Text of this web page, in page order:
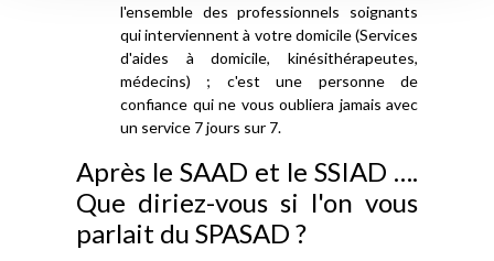
l'ensemble des professionnels soignants
qui interviennent à votre domicile (Services
d'aides à domicile, kinésithérapeutes,
médecins) ; c'est une personne de
confiance qui ne vous oubliera jamais avec
un service 7 jours sur 7.
Après le SAAD et le SSIAD ….
Que diriez-vous si l'on vous
parlait du SPASAD ?